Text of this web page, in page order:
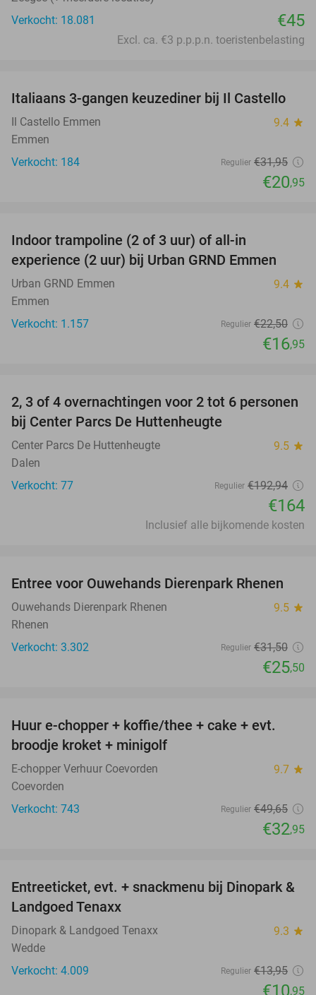
Verkocht: 18.081
€45
Excl. ca. €3 p.p.p.n. toeristenbelasting
34%
Italiaans 3-gangen keuzediner bij Il Castello
Il Castello Emmen 9.4 star
Emmen
Verkocht: 184
Regulier €31,95
€20,95
Indoor trampoline (2 of 3 uur) of all-in
experience (2 uur) bij Urban GRND Emmen
Urban GRND Emmen 9.4 star
Emmen
Verkocht: 1.157
Regulier €22,50
€16,95
15%
2, 3 of 4 overnachtingen voor 2 tot 6 personen
bij Center Parcs De Huttenheugte
Center Parcs De Huttenheugte 9.5 star
Dalen
Verkocht: 77
Regulier €192,94
€164
Inclusief alle bijkomende kosten
19%
Entree voor Ouwehands Dierenpark Rhenen
Ouwehands Dierenpark Rhenen 9.5 star
Rhenen
Verkocht: 3.302
Regulier €31,50
€25,50
34%
Huur e-chopper + koffie/thee + cake + evt.
broodje kroket + minigolf
E-chopper Verhuur Coevorden 9.7 star
Coevorden
Verkocht: 743
Regulier €49,65
€32,95
22%
Entreeticket, evt. + snackmenu bij Dinopark &
Landgoed Tenaxx
Dinopark & Landgoed Tenaxx 9.3 star
Wedde
Verkocht: 4.009
Regulier €13,95
€10,95